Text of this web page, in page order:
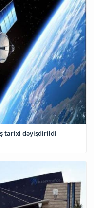
tarixi dəyişdirildi